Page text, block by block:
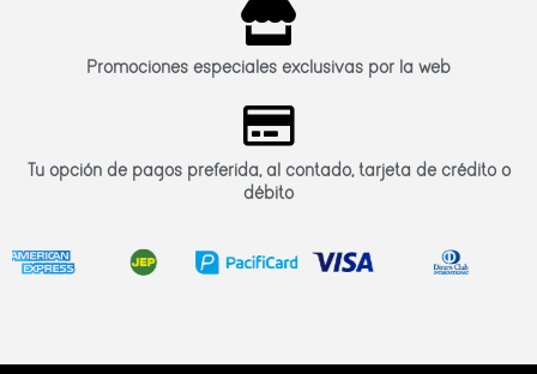
Promociones especiales exclusivas por la web
Tu opción de pagos preferida, al contado, tarjeta de crédito o
débito